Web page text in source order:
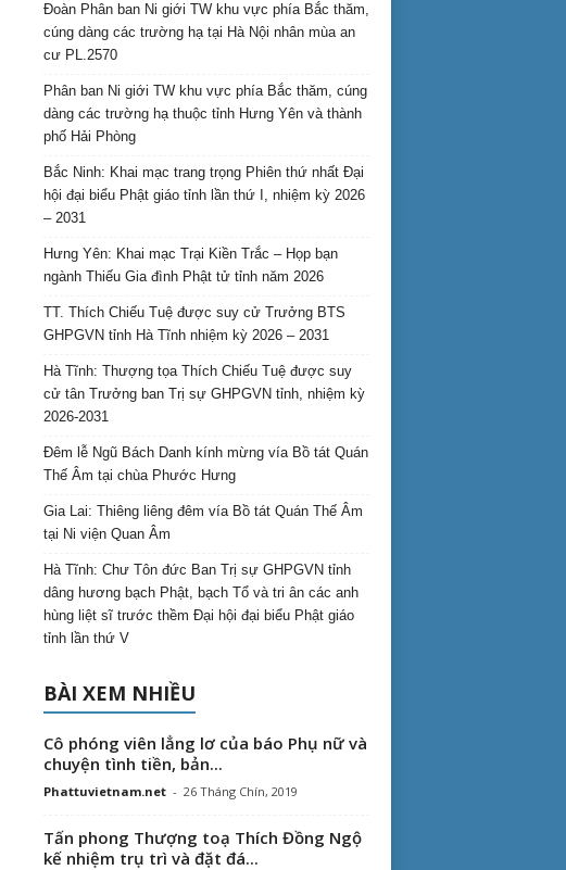
Đoàn Phân ban Ni giới TW khu vực phía Bắc thăm,
cúng dàng các trường hạ tại Hà Nội nhân mùa an
cư PL.2570
Phân ban Ni giới TW khu vực phía Bắc thăm, cúng
dàng các trường hạ thuộc tỉnh Hưng Yên và thành
phố Hải Phòng
Bắc Ninh: Khai mạc trang trọng Phiên thứ nhất Đại
hội đại biểu Phật giáo tỉnh lần thứ I, nhiệm kỳ 2026
– 2031
Hưng Yên: Khai mạc Trại Kiền Trắc – Họp bạn
ngành Thiếu Gia đình Phật tử tỉnh năm 2026
TT. Thích Chiếu Tuệ được suy cử Trưởng BTS
GHPGVN tỉnh Hà Tĩnh nhiệm kỳ 2026 – 2031
Hà Tĩnh: Thượng tọa Thích Chiếu Tuệ được suy
cử tân Trưởng ban Trị sự GHPGVN tỉnh, nhiệm kỳ
2026-2031
Đêm lễ Ngũ Bách Danh kính mừng vía Bồ tát Quán
Thế Âm tại chùa Phước Hưng
Gia Lai: Thiêng liêng đêm vía Bồ tát Quán Thế Âm
tại Ni viện Quan Âm
Hà Tĩnh: Chư Tôn đức Ban Trị sự GHPGVN tỉnh
dâng hương bạch Phật, bạch Tổ và tri ân các anh
hùng liệt sĩ trước thềm Đại hội đại biểu Phật giáo
tỉnh lần thứ V
BÀI XEM NHIỀU
Cô phóng viên lẳng lơ của báo Phụ nữ và
chuyện tình tiền, bản...
Phattuvietnam.net - 26 Tháng Chín, 2019
Tấn phong Thượng toạ Thích Đồng Ngộ
kế nhiệm trụ trì và đặt đá...